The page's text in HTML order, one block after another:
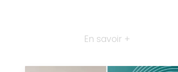
En savoir +